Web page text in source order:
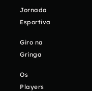
Jornada
Esportiva
Giro na
Gringa
Os
Players